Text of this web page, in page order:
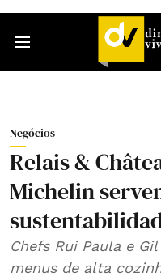
Negócios
Relais &
Michelin
Chefs Rui Paula e
menus de alta